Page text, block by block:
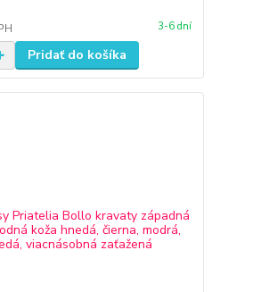
3-6 dní
Pridať do košíka